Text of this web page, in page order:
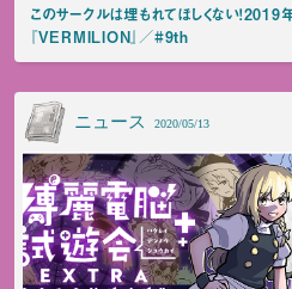
このサークルは埋もれてほしくない！
『VERMILION』／#9th
ニュース 2020/05/13